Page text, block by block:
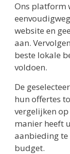
Ons platform
website en
aan.
beste lokale
voldoen.
De
hun offertes
vergelijken
manier heeft
aanbieding te
budget.